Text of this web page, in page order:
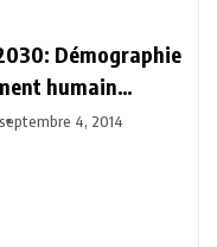
Démographie
humain
septembre 4, 2014